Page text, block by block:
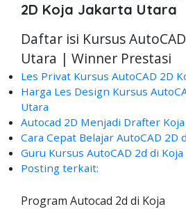
2D Koja Jakarta Utara
Daftar isi Kursus
Utara | Winner Prestasi
Les Privat Kursus AutoCAD 2D
Harga Les Design Kursus
Utara
Autocad 2D Menjadi Drafter Koja
Cara Cepat Belajar AutoCAD 2D
Guru Kursus AutoCAD 2d di Koja
Posting terkait:
Program Autocad 2d di Koja